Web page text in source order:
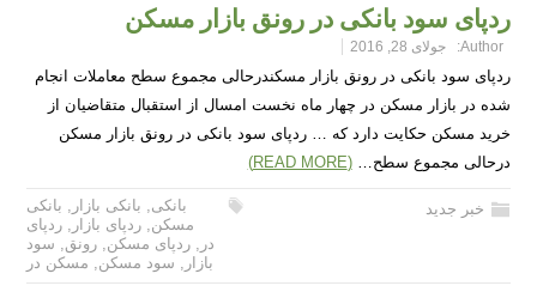
ردپای سود بانکی در رونق بازار مسکن
Author: جولای 28, 2016
ردپای سود بانکی در رونق بازار مسکندرحالی مجموع سطح معاملات انجام
شده در بازار مسکن در چهار ماه نخست امسال از استقبال متقاضیان از
خرید مسکن حکایت دارد که … ردپای سود بانکی در رونق بازار مسکن
درحالی مجموع سطح…(READ MORE)
خبر جدید بانکی, بانکی بازار , بانکی
مسکن, ردپای بازار , ردپای
در , ردپای مسکن, رونق, سود
بازار , سود مسکن, مسکن در